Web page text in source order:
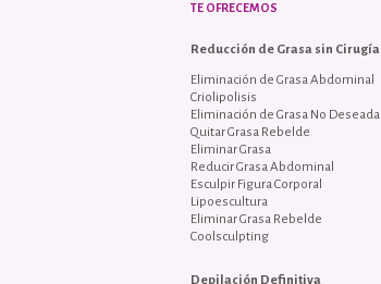
TE OFRECEMOS
Reducción de Grasa sin Cirugía
Eliminación de Grasa Abdominal
Criolipolisis
Eliminación de Grasa No Deseada
Quitar Grasa Rebelde
Eliminar Grasa
Reducir Grasa Abdominal
Esculpir Figura Corporal
Lipoescultura
Eliminar Grasa Rebelde
Coolsculpting
Depilación Definitiva